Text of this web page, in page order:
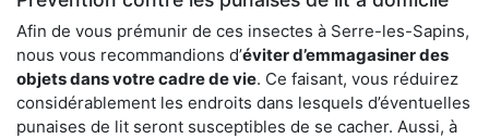
Afin de vous prémunir de ces insectes à Serre-les-Sapins,
nous vous recommandions d’éviter d’emmagasiner des
objets dans votre cadre de vie. Ce faisant, vous réduirez
considérablement les endroits dans lesquels d’éventuelles
punaises de lit seront susceptibles de se cacher. Aussi, à